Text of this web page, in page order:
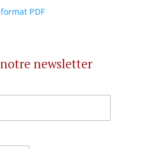
PDF
newsletter